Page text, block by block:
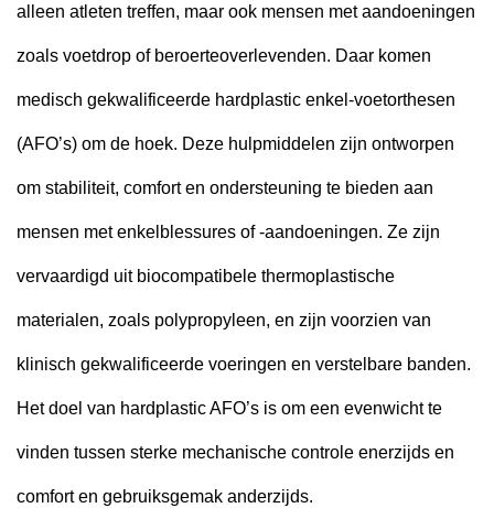
alleen atleten treffen, maar ook mensen met aandoeningen
zoals voetdrop of beroerteoverlevenden. Daar komen
medisch gekwalificeerde hardplastic enkel-voetorthesen
(AFO’s) om de hoek. Deze hulpmiddelen zijn ontworpen
om stabiliteit, comfort en ondersteuning te bieden aan
mensen met enkelblessures of -aandoeningen. Ze zijn
vervaardigd uit biocompatibele thermoplastische
materialen, zoals polypropyleen, en zijn voorzien van
klinisch gekwalificeerde voeringen en verstelbare banden.
Het doel van hardplastic AFO’s is om een evenwicht te
vinden tussen sterke mechanische controle enerzijds en
comfort en gebruiksgemak anderzijds.